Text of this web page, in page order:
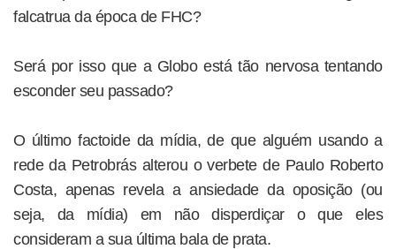
falcatrua da época de FHC?
Será por isso que a Globo está tão nervosa tentando
esconder seu passado?
O último factoide da mídia, de que alguém usando a
rede da Petrobrás alterou o verbete de Paulo Roberto
Costa, apenas revela a ansiedade da oposição (ou
seja, da mídia) em não disperdiçar o que eles
consideram a sua última bala de prata.